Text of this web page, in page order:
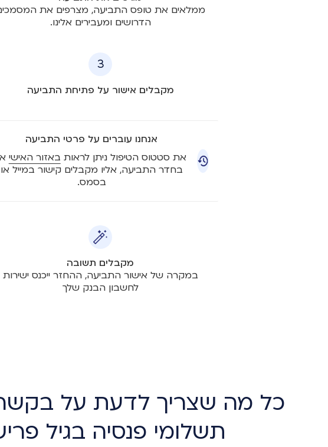
ממלאים את טופס התביעה, מצרפים את
הדרושים ומעבירים אלינו.
3
מקבלים אישור על פתיחת התביעה
אנחנו עוברים על פרטי התביעה
את סטטוס הטיפול ניתן לראות באזור האישי
בחדר התביעה, אליו מקבלים קישור במייל או
בסמס.
מקבלים תשובה
במקרה של אישור התביעה, ההחזר ייכנס ישירות
לחשבון הבנק שלך
כל מה שצריך לדעת על
תשלומי פנסיה בגיל